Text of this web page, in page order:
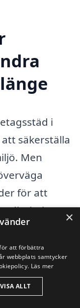
i
säkerställa
Men
för att
ditt behov.
en långsiktig
runt
×
att förbättra
webbplats samtycker
Läs mer
ALLT